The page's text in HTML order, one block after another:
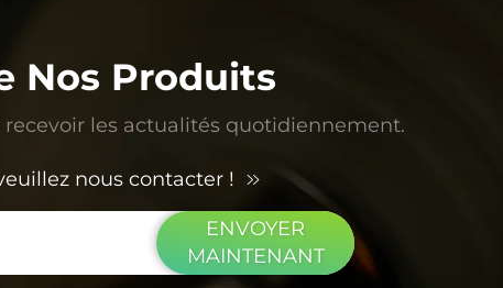
Nos Produits
les actualités quotidiennement.
nous contacter !
ENVOYER
MAINTENANT